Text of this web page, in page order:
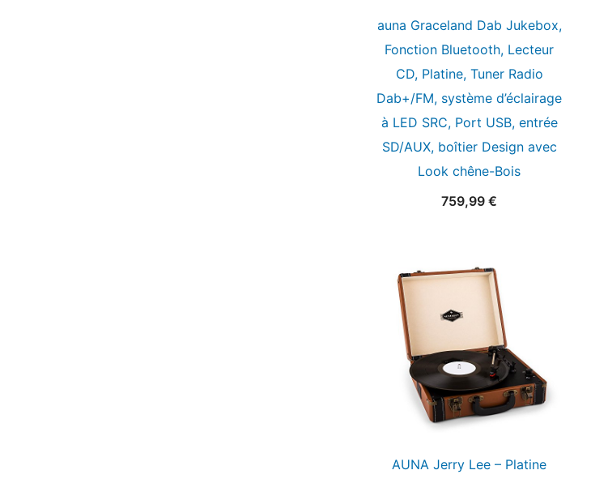
auna Graceland Dab Jukebox,
Fonction Bluetooth, Lecteur
CD, Platine, Tuner Radio
Dab+/FM, système d’éclairage
à LED SRC, Port USB, entrée
SD/AUX, boîtier Design avec
Look chêne-Bois
759,99 €
AUNA Jerry Lee – Platine